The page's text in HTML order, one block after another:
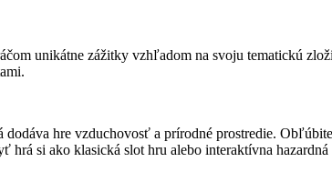
unikátne zážitky vzhľadom na svoju tematickú
dodáva hre vzduchovosť a prírodné prostredie.
si ako klasická slot hru alebo interaktívna